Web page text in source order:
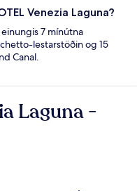
Venezia Laguna?
einungis 7 mínútna
lestarstöðin og 15
Canal.
Laguna -